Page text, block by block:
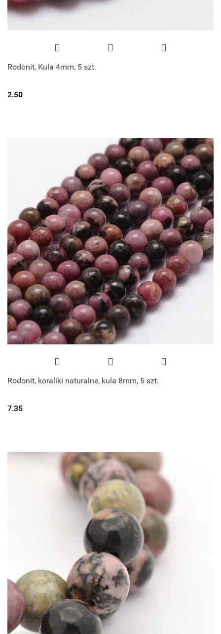
Rodonit, Kula 4mm, 5 szt.
2.50
Rodonit, koraliki naturalne, kula 8mm, 5 szt.
7.35